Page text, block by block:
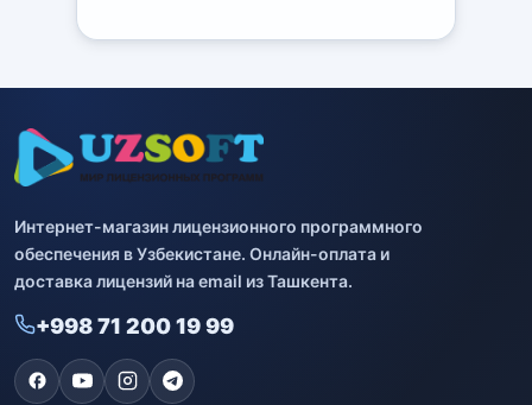
Интернет-магазин лицензионного программного
обеспечения в Узбекистане. Онлайн-оплата и
доставка лицензий на email из Ташкента.
+998 71 200 19 99